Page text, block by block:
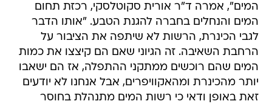
המים", אמרה ד"ר אורית סקוטלסקי, רכזת תחום
המים והנחלים בחברה להגנת הטבע. "אותו הדבר
לגבי הכינרת, הרשות לא שיתפה את הציבור על
הרחבת השאיבה. זה הגיוני שאם הם קיצצו את כמות
המים שהם רוכשים ממתקני ההתפלה, אז הם ישאבו
יותר מהכינרת ומהאקוויפרים, אבל אנחנו לא יודעים
זאת באופן ודאי כי רשות המים מתנהלת בחוסר